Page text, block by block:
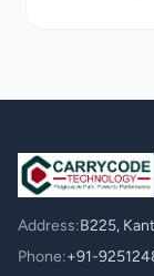
Address:B225,
Phone:+91-